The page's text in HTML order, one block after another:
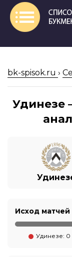
bk-spisok.ru ›
Удинезе
Исход матчей
Удинезе: 0